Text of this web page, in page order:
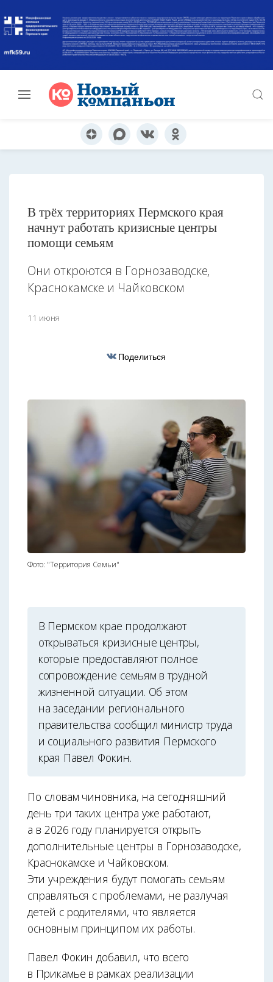
В трёх территориях Пермского края
начнут работать кризисные центры
помощи семьям
Они откроются в Горнозаводске,
Краснокамске и Чайковском
11 июня
Поделиться
Фото: "Территория Семьи"
В Пермском крае продолжают
открываться кризисные центры,
которые предоставляют полное
сопровождение семьям в трудной
жизненной ситуации. Об этом
на заседании регионального
правительства сообщил министр труда
и социального развития Пермского
края Павел Фокин.
По словам чиновника, на сегодняшний
день три таких центра уже работают,
а в 2026 году планируется открыть
дополнительные центры в Горнозаводске,
Краснокамске и Чайковском.
Эти учреждения будут помогать семьям
справляться с проблемами, не разлучая
детей с родителями, что является
основным принципом их работы.
Павел Фокин добавил, что всего
в Прикамье в рамках реализации